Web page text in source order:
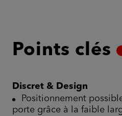
Points clés
Discret & Design
Positionnement
porte grâce à la faible